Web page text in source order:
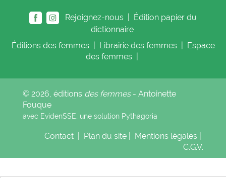
Rejoignez-nous |
Édition papier du
dictionnaire
Éditions des femmes Librairie des femmes
Espace
des femmes
© 2026, éditions des femmes- Antoinette
Fouque
avec EvidenSSE, une solution Pythagoria
Contact Plan du site Mentions légales
C.G.V.